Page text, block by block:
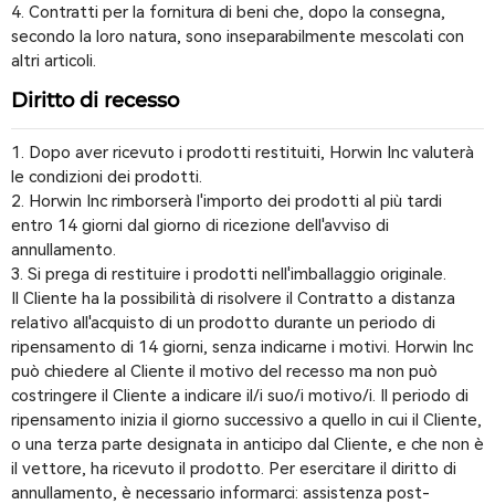
4. Contratti per la fornitura di beni che, dopo la consegna,
secondo la loro natura, sono inseparabilmente mescolati con
altri articoli.
Diritto di recesso
Dopo aver ricevuto i prodotti restituiti, Horwin Inc valuterà
le condizioni dei prodotti.
Horwin Inc rimborserà l'importo dei prodotti al più tardi
entro 14 giorni dal giorno di ricezione dell'avviso di
annullamento.
Si prega di restituire i prodotti nell'imballaggio originale.
Il Cliente ha la possibilità di risolvere il Contratto a distanza
relativo all'acquisto di un prodotto durante un periodo di
ripensamento di 14 giorni, senza indicarne i motivi. Horwin Inc
può chiedere al Cliente il motivo del recesso ma non può
costringere il Cliente a indicare il/i suo/i motivo/i. Il periodo di
ripensamento inizia il giorno successivo a quello in cui il Cliente,
o una terza parte designata in anticipo dal Cliente, e che non è
il vettore, ha ricevuto il prodotto. Per esercitare il diritto di
annullamento, è necessario informarci: assistenza post-